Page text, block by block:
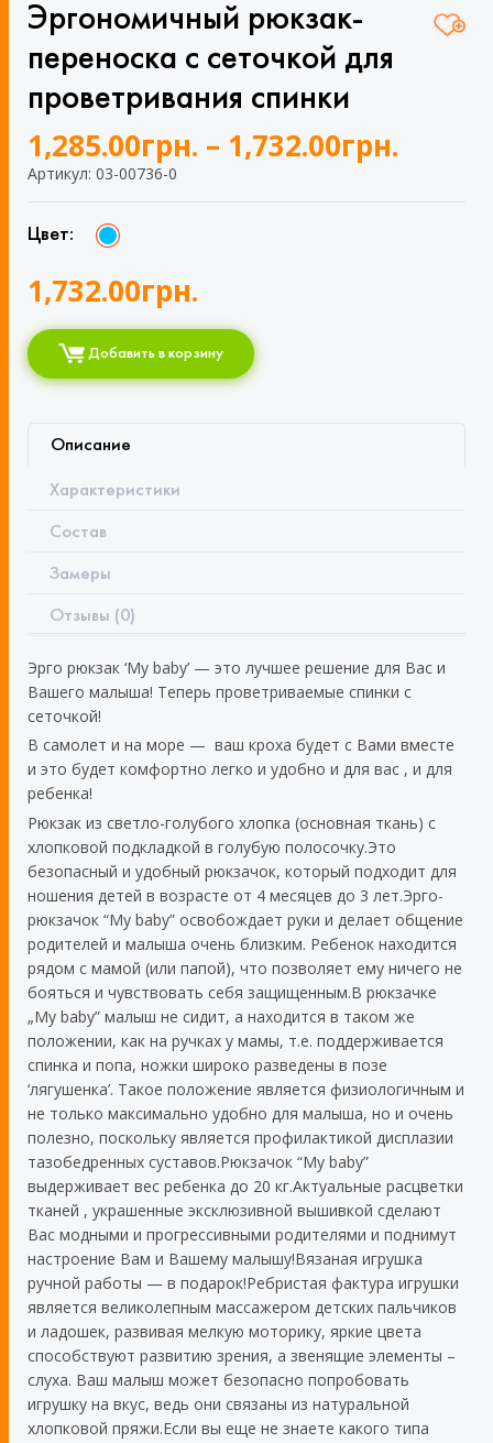
Эргономичный рюкзак-
переноска с сеточкой для
проветривания спинки
1,285.00грн. – 1,732.00грн.
Артикул: 03-00736-0
Цвет:
1,732.00грн.
Добавить в корзину
Описание
Характеристики
Состав
Замеры
Отзывы (0)
Эрго рюкзак ‘My baby’ — это лучшее решение для Вас и
Вашего малыша! Теперь проветриваемые спинки с
сеточкой!
В самолет и на море — ваш кроха будет с Вами вместе
и это будет комфортно легко и удобно и для вас , и для
ребенка!
Рюкзак из светло-голубого хлопка (основная ткань) с
хлопковой подкладкой в голубую полосочку.Это
безопасный и удобный рюкзачок, который подходит для
ношения детей в возрасте от 4 месяцев до 3 лет.Эрго-
рюкзачок “My baby” освобождает руки и делает общение
родителей и малыша очень близким. Ребенок находится
рядом с мамой (или папой), что позволяет ему ничего не
бояться и чувствовать себя защищенным.В рюкзачке
„My baby” малыш не сидит, а находится в таком же
положении, как на ручках у мамы, т.е. поддерживается
спинка и попа, ножки широко разведены в позе
‘лягушенка’. Такое положение является физиологичным и
не только максимально удобно для малыша, но и очень
полезно, поскольку является профилактикой дисплазии
тазобедренных суставов.Рюкзачок “My baby”
выдерживает вес ребенка до 20 кг.Актуальные расцветки
тканей , украшенные эксклюзивной вышивкой сделают
Вас модными и прогрессивными родителями и поднимут
настроение Вам и Вашему малышу!Вязаная игрушка
ручной работы — в подарок!Ребристая фактура игрушки
является великолепным массажером детских пальчиков
и ладошек, развивая мелкую моторику, яркие цвета
способствуют развитию зрения, а звенящие элементы –
слуха. Ваш малыш может безопасно попробовать
игрушку на вкус, ведь они связаны из натуральной
хлопковой пряжи.Если вы еще не знаете какого типа